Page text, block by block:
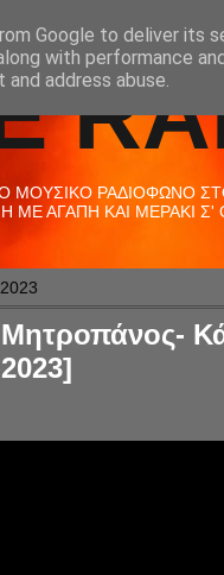
ΡΑΔΙΟΦΩΝΟ ΣΤΟ
ΑΓΑΠΗ ΚΑΙ ΜΕΡΑΚΙ Σ'
Google to deliver its
with performance
address abuse.